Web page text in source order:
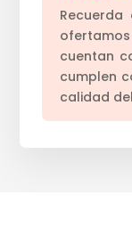
cuentan
cumplen
calidad